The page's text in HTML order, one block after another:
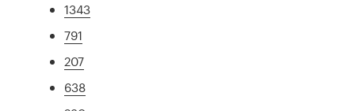
1343
791
207
638